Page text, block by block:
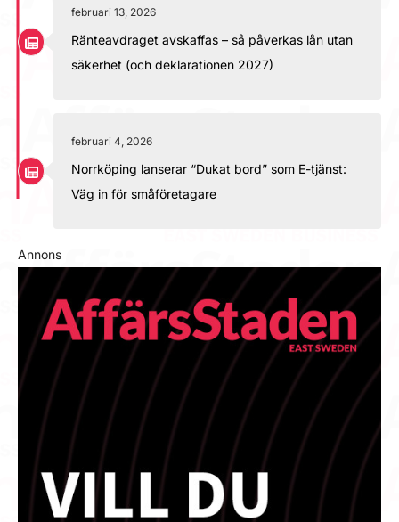
februari 13, 2026
Ränteavdraget avskaffas – så påverkas lån utan
säkerhet (och deklarationen 2027)
februari 4, 2026
Norrköping lanserar “Dukat bord” som E-tjänst:
Väg in för småföretagare
Annons